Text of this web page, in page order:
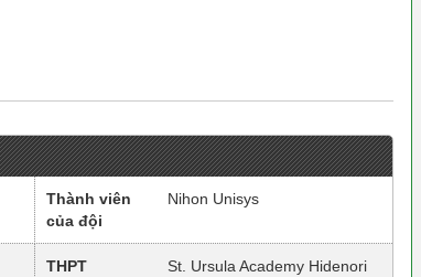
Thành viên
của đội
Nihon Unisys
THPT
St. Ursula Academy Hidenori